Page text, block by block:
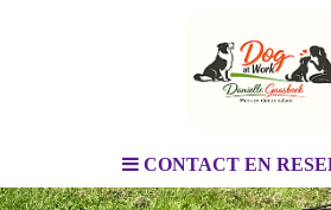
CONTACT EN